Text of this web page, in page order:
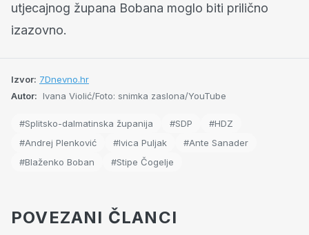
utjecajnog župana Bobana moglo biti prilično
izazovno.
Izvor: 7Dnevno.hr
Autor: Ivana Violić/Foto: snimka zaslona/YouTube
#Splitsko-dalmatinska županija #SDP
#HDZ
#Andrej Plenković
#Ivica Puljak
#Ante Sanader
#Blaženko Boban
#Stipe Čogelje
POVEZANI ČLANCI